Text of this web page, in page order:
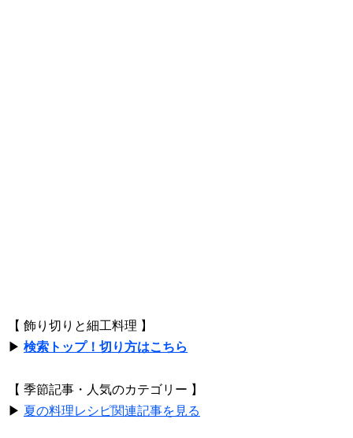
【 飾り切りと細工料理 】
▶ 検索トップ！切り方はこちら
【 季節記事・人気のカテゴリー 】
▶ 夏の料理レシピ関連記事を見る